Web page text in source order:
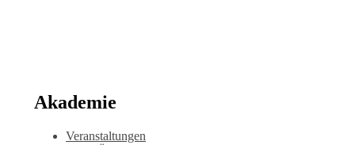
Akademie
Veranstaltungen